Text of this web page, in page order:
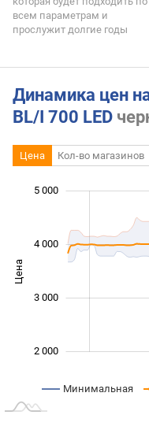
всем параметрам и
прослужит долгие годы
Динамика цен
BL/I 700 LED
Цена Кол-во магазинов
Цена
2 000
3 000
4 000
5 000
Минимальная